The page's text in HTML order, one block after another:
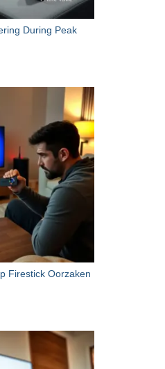
During Peak
Firestick Oorzaken